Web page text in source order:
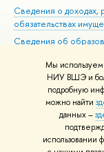
Мы используем
НИУ ВШЭ и
подробную
можно найти
данных –
Сведения о доходах,
обязательствах
Сведения об
Людям с
Единая платежная
Работа в Вышке
© НИУ ВШЭ